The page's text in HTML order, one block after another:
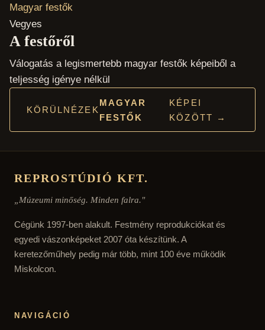
Magyar festők
Vegyes
A festőről
Válogatás a legismertebb magyar festők képeiből a
teljesség igénye nélkül
KÖRÜLNÉZEK
MAGYAR
FESTŐK
KÉPEI
KÖZÖTT →
REPROSTÚDIÓ KFT.
„Múzeumi minőség. Minden falra."
Cégünk 1997-ben alakult. Festmény reprodukciókat és
egyedi vászonképeket 2007 óta készítünk. A
keretezőműhely pedig már több, mint 100 éve működik
Miskolcon.
NAVIGÁCIÓ